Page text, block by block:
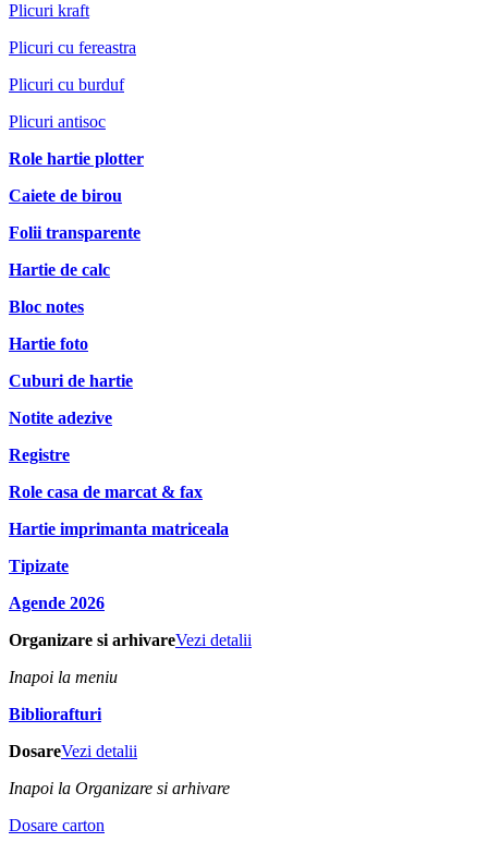
Plicuri kraft
Plicuri cu fereastra
Plicuri cu burduf
Plicuri antisoc
Role hartie plotter
Caiete de birou
Folii transparente
Hartie de calc
Bloc notes
Hartie foto
Cuburi de hartie
Notite adezive
Registre
Role casa de marcat & fax
Hartie imprimanta matriceala
Tipizate
Agende 2026
Organizare si arhivareVezi detalii
Inapoi la meniu
Bibliorafturi
DosareVezi detalii
Inapoi la Organizare si arhivare
Dosare carton